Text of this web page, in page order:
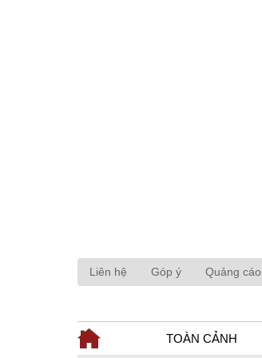
Liên hệ Góp ý Quảng cáo
TOÀN CẢNH